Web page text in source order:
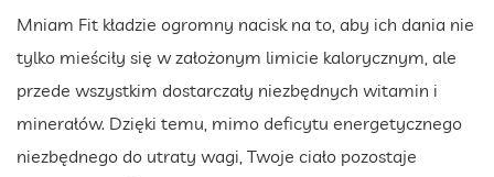
Mniam Fit kładzie ogromny nacisk na to, aby ich dania nie
tylko mieściły się w założonym limicie kalorycznym, ale
przede wszystkim dostarczały niezbędnych witamin i
minerałów. Dzięki temu, mimo deficytu energetycznego
niezbędnego do utraty wagi, Twoje ciało pozostaje